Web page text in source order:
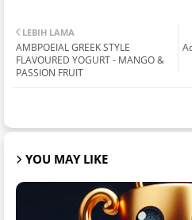
LEBIH LAMA
AMBPOEIAL GREEK STYLE
FLAVOURED YOGURT - MANGO &
PASSION FRUIT
YOU MAY LIKE